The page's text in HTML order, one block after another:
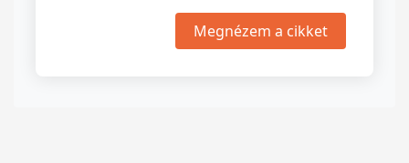
Megnézem a cikket